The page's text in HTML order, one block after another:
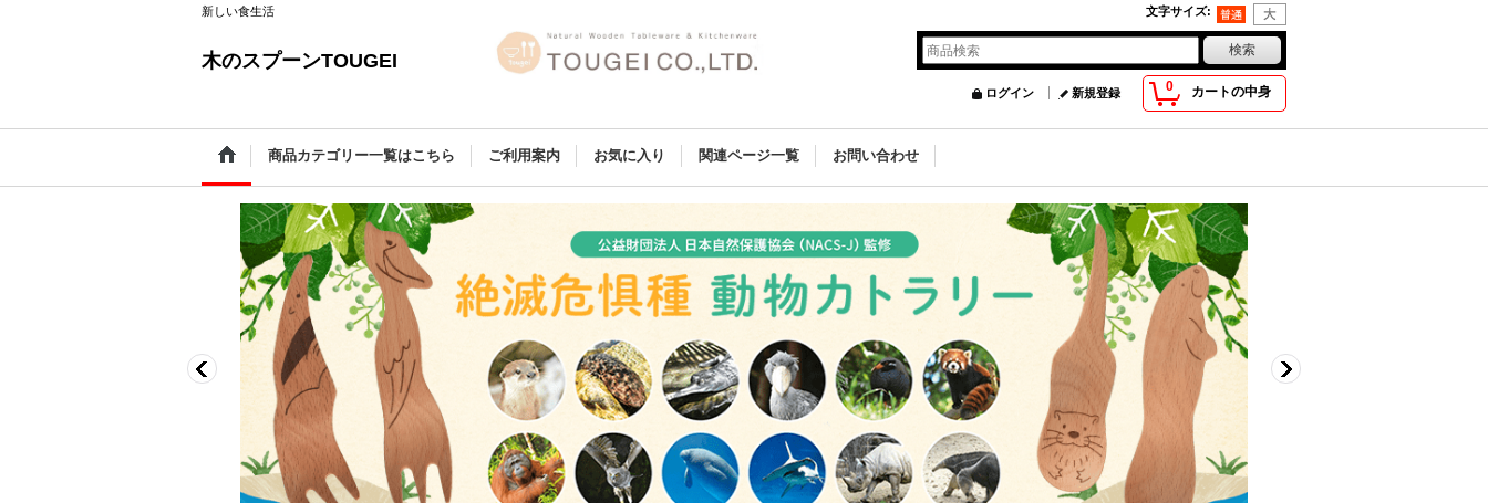
新しい食生活 文字サイズ:
木のスプーンTOUGEI
0 カートの中身
ログイン 新規登録
商品カテゴリー一覧はこちら ご利用案内 お気に入り 関連ページ一覧 お問い合わせ